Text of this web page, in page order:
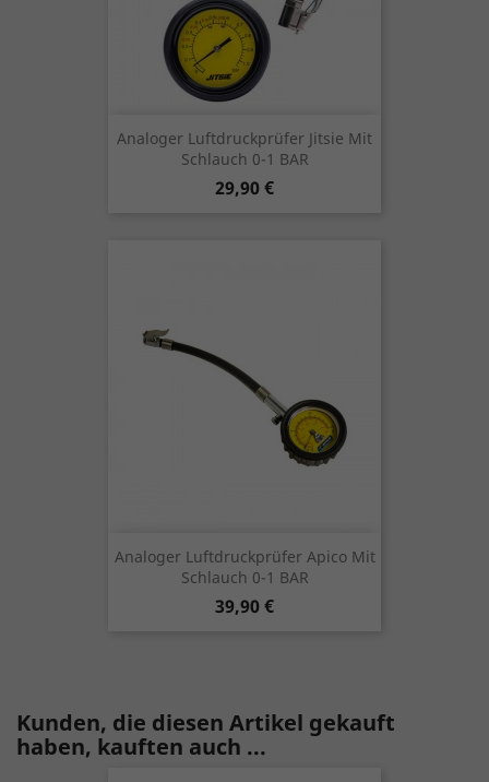
Analoger Luftdruckprüfer Jitsie Mit
Schlauch 0-1 BAR
Preis
29,90 €
Analoger Luftdruckprüfer Apico Mit
Schlauch 0-1 BAR
Preis
39,90 €
Kunden, die diesen Artikel gekauft
haben, kauften auch ...